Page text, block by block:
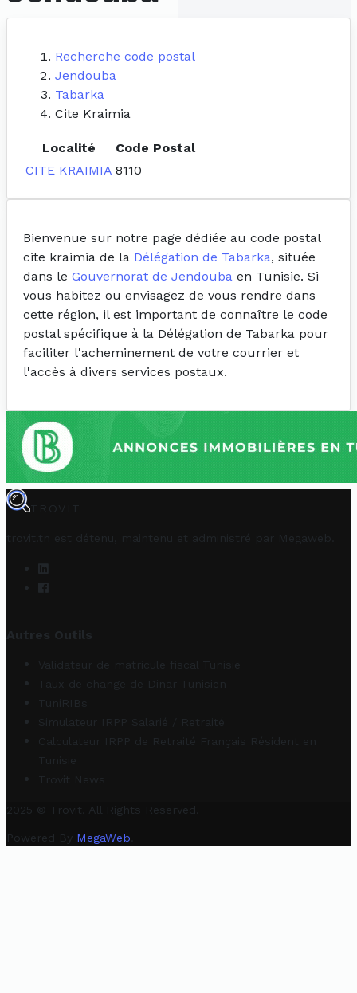
Recherche code postal
Jendouba
Tabarka
Cite Kraimia
Localité
Code Postal
CITE KRAIMIA 8110
Bienvenue sur notre page dédiée au code postal
cite kraimia de la Délégation de Tabarka, située
dans le Gouvernorat de Jendouba en Tunisie. Si
vous habitez ou envisagez de vous rendre dans
cette région, il est important de connaître le code
postal spécifique à la Délégation de Tabarka pour
faciliter l'acheminement de votre courrier et
l'accès à divers services postaux.
TROVIT
trovit.tn est détenu, maintenu et administré par Megaweb
Autres Outils
Validateur de matricule fiscal Tunisie
Taux de change de Dinar Tunisien
TuniRIBs
Simulateur IRPP Salarié / Retraité
Calculateur IRPP de Retraité Français Résident en
Tunisie
Trovit News
2025 © Trovit. All Rights Reserved.
Powered By MegaWeb